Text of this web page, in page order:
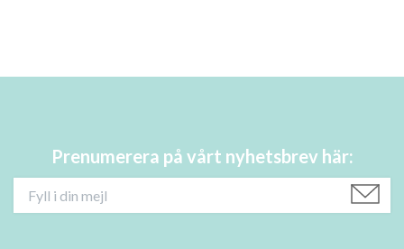
Prenumerera på vårt nyhetsbrev här: